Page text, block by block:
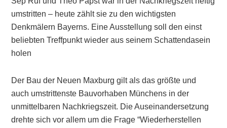
umstritten – heute zählt sie zu den wichtigsten
Denkmälern Bayerns. Eine Ausstellung soll den einst
beliebten Treffpunkt wieder aus seinem Schattendasein
holen
Der Bau der Neuen Maxburg gilt als das größte und
auch umstrittenste Bauvorhaben Münchens in der
unmittelbaren Nachkriegszeit. Die Auseinandersetzung
drehte sich vor allem um die Frage “Wiederherstellen